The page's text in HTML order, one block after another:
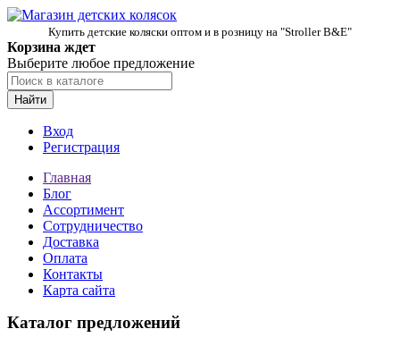
Купить детские коляски оптом и в розницу на "Stroller B&E"
Корзина ждет
Выберите любое предложение
Найти
Вход
Регистрация
Главная
Блог
Ассортимент
Сотрудничество
Доставка
Оплата
Контакты
Карта сайта
Каталог предложений